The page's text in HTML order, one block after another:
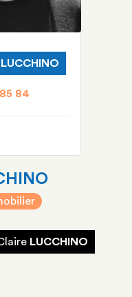
LUCCHINO
84
LUCCHINO